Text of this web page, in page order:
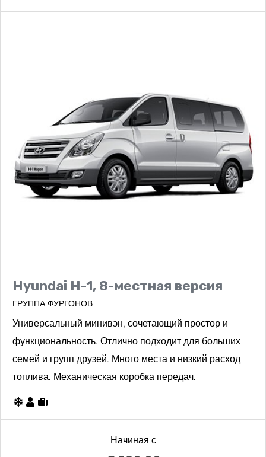
Hyundai H-1, 8-местная версия
ГРУППА ФУРГОНОВ
Универсальный минивэн, сочетающий простор и
функциональность. Отлично подходит для больших
семей и групп друзей. Много места и низкий расход
топлива. Механическая коробка передач.
Начиная с